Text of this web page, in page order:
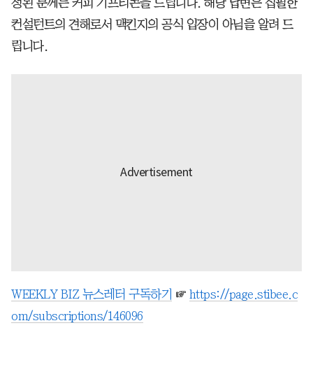
정된 분께는 커피 기프티콘을 드립니다. 해당 답변은 집필한
컨설턴트의 견해로서 맥킨지의 공식 입장이 아님을 알려 드
립니다.
WEEKLY BIZ 뉴스레터 구독하기 ☞ https://page.stibee.c
om/subscriptions/146096